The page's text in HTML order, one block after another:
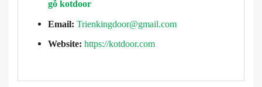
gỗ kotdoor
Email: Trienkingdoor@gmail.com
Website: https://kotdoor.com